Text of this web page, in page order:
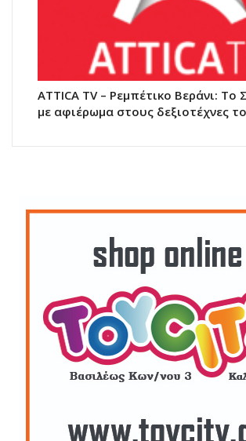
ATTICA TV – Ρεμπέτικο Βεράνι: Το
με αφιέρωμα στους δεξιοτέχνες